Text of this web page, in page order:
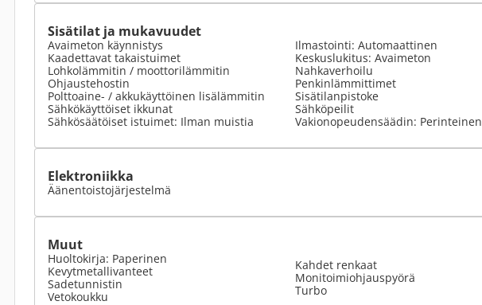
Sisätilat ja mukavuudet
Avaimeton käynnistys
Kaadettavat takaistuimet
Lohkolämmitin / moottorilämmitin
Ohjaustehostin
Polttoaine- / akkukäyttöinen lisälämmitin
Sähkökäyttöiset ikkunat
Sähkösäätöiset istuimet: Ilman muistia
Ilmastointi: Automaattinen
Keskuslukitus: Avaimeton
Nahkaverhoilu
Penkinlämmittimet
Sisätilanpistoke
Sähköpeilit
Vakionopeudensäädin: Perinteinen
Elektroniikka
Äänentoistojärjestelmä
Muut
Huoltokirja: Paperinen
Kevytmetallivanteet
Sadetunnistin
Vetokoukku
Kahdet renkaat
Monitoimiohjauspyörä
Turbo